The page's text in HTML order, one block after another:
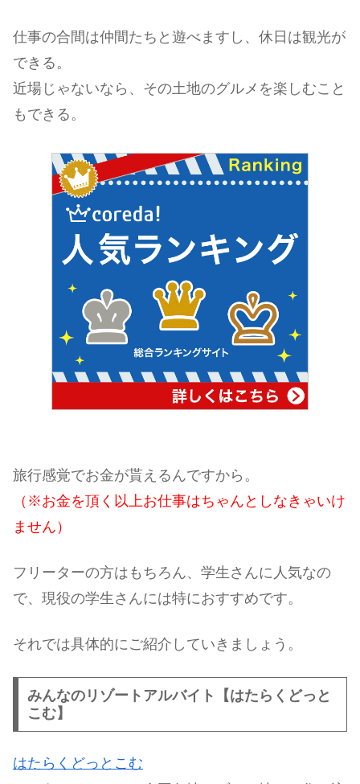
仕事の合間は仲間たちと遊べますし、休日は観光が
できる。
近場じゃないなら、その土地のグルメを楽しむこと
もできる。
旅行感覚でお金が貰えるんですから。
（※お金を頂く以上お仕事はちゃんとしなきゃいけ
ません）
フリーターの方はもちろん、学生さんに人気なの
で、現役の学生さんには特におすすめです。
それでは具体的にご紹介していきましょう。
みんなのリゾートアルバイト【はたらくどっと
こむ】
はたらくどっとこむ